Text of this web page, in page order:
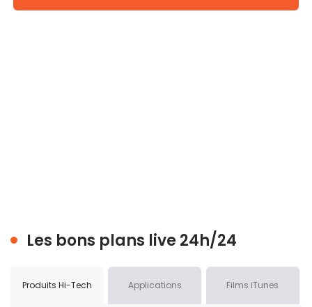
Les bons plans live 24h/24
Produits Hi-Tech Applications Films iTunes